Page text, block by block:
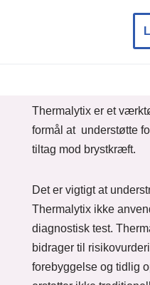
Thermalytix er et
formål at understøtte
tiltag mod brystkræft.
Det er vigtigt at
Thermalytix ikke
diagnostisk test.
bidrager til
forebyggelse og tidlig